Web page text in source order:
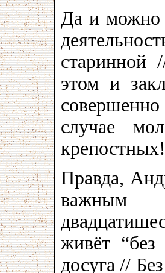
Да и можно
старинной
этом и
случае
крепостных!
Правда,
важным
живёт “без
досуга //